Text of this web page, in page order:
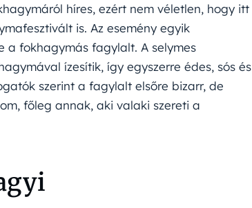
híres, ezért nem véletlen, hogy itt
is. Az esemény egyik
a fokhagymás fagylalt. A selymes
ízesítik, így egyszerre édes, sós és
szerint a fagylalt elsőre bizarr, de
főleg annak, aki valaki szereti a